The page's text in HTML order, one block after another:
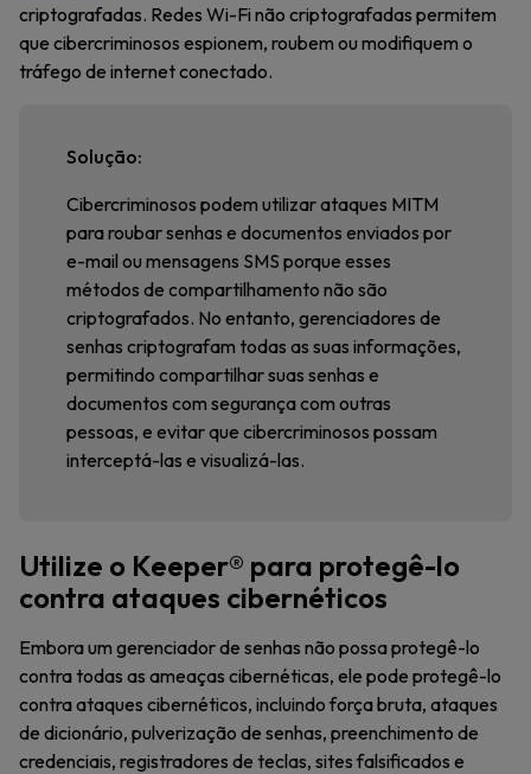
criptografadas. Redes Wi-Fi não criptografadas permitem
que cibercriminosos espionem, roubem ou modifiquem o
tráfego de internet conectado.
Solução:
Cibercriminosos podem utilizar ataques MITM
para roubar senhas e documentos enviados por
e-mail ou mensagens SMS porque esses
métodos de compartilhamento não são
criptografados. No entanto, gerenciadores de
senhas criptografam todas as suas informações,
permitindo compartilhar suas senhas e
documentos com segurança com outras
pessoas, e evitar que cibercriminosos possam
interceptá-las e visualizá-las.
Utilize o Keeper® para protegê-lo
contra ataques cibernéticos
Embora um gerenciador de senhas não possa protegê-lo
contra todas as ameaças cibernéticas, ele pode protegê-lo
contra ataques cibernéticos, incluindo força bruta, ataques
de dicionário, pulverização de senhas, preenchimento de
credenciais, registradores de teclas, sites falsificados e